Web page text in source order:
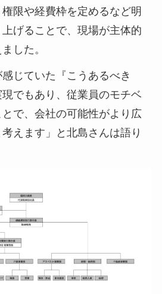
限や経費枠を定めるなど明
げることで、現場が主体的
した。
感じていた『こうあるべき
でもあり、従業員のモチベ
で、会社の可能性がより広
えます」と北島さんは語り